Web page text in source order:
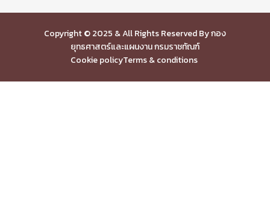
Copyright © 2025 & All Rights Reserved By กอง
ยุทธศาสตร์และแผนงาน กรมราชทัณฑ์
Cookie policyTerms & conditions